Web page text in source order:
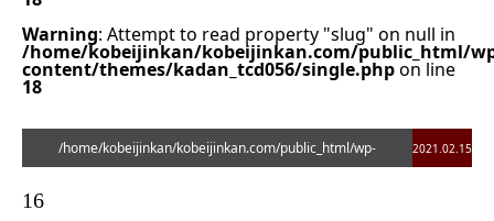
Warning: Attempt to read property "slug" on null in
/home/kobeijinkan/kobeijinkan.com/public_html/
content/themes/kadan_tcd056/single.phpon line
18
/home/kobeijinkan/kobeijinkan.com/public_html/wp- 2021.02.15
16